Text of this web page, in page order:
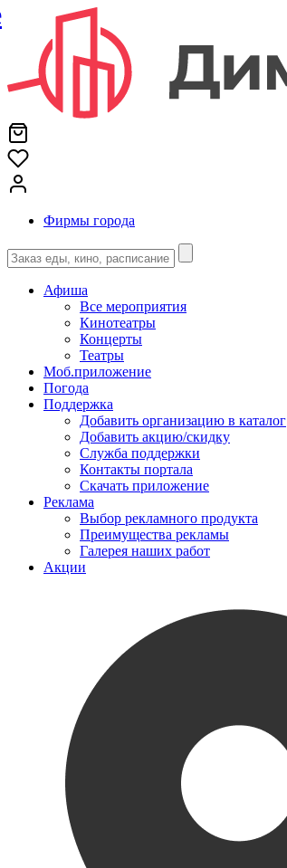
Фирмы города
Афиша
Все мероприятия
Кинотеатры
Концерты
Театры
Моб.приложение
Погода
Поддержка
Добавить организацию в каталог
Добавить акцию/скидку
Служба поддержки
Контакты портала
Скачать приложение
Реклама
Выбор рекламного продукта
Преимущества рекламы
Галерея наших работ
Акции